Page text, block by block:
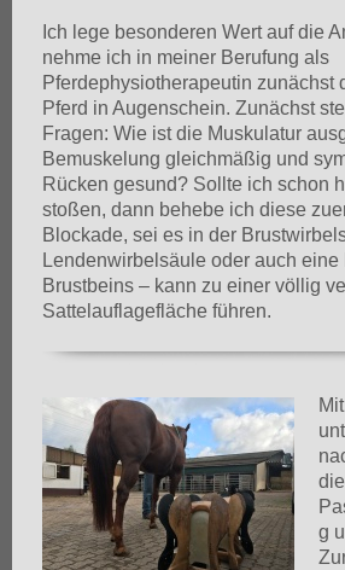
Ich lege besonderen Wert auf die
nehme ich in meiner Berufung als
Pferdephysiotherapeutin zunächst
Pferd in Augenschein. Zunächst
Fragen: Wie ist die Muskulatur
Bemuskelung gleichmäßig und
Rücken gesund? Sollte ich schon
stoßen, dann behebe ich diese
Blockade, sei es in der
Lendenwirbelsäule oder auch
Brustbeins – kann zu einer völlig
Sattelauflagefläche führen.
g